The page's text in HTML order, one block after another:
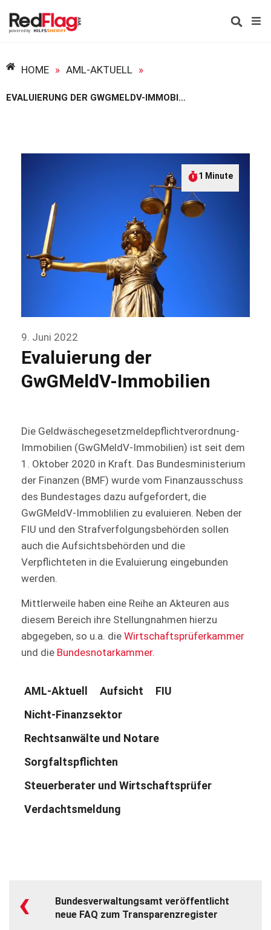
HOME » AML-AKTUELL »
EVALUIERUNG DER GWGMELDV-IMMOBILIEN
9. Juni 2022
Evaluierung der
GwGMeldV-Immobilien
1 Minute
Die Geldwäschegesetzmeldepflichtverordnung-
Immobilien (GwGMeldV-Immobilien) ist seit dem
1. Oktober 2020 in Kraft. Das Bundesministerium
der Finanzen (BMF) wurde vom Finanzausschuss
des Bundestages dazu aufgefordert, die
GwGMeldV-Immoblilien zu evaluieren. Neben der
FIU und den Strafverfolgungsbehörden sollen
auch die Aufsichtsbehörden und die
Verpflichteten in die Evaluierung eingebunden
werden.
Mittlerweile haben eine Reihe an Akteuren aus
diesem Bereich ihre Stellungnahmen hierzu
abgegeben, so u.a. die Wirtschaftsprüferkammer
und die Bundesnotarkammer.
AML-Aktuell Aufsicht
FIU
Nicht-Finanzsektor
Rechtsanwälte und Notare
Sorgfaltspflichten
Steuerberater und Wirtschaftsprüfer
Verdachtsmeldung
‹
Bundesverwaltungsamt veröffentlicht
neue FAQ zum Transparenzregister